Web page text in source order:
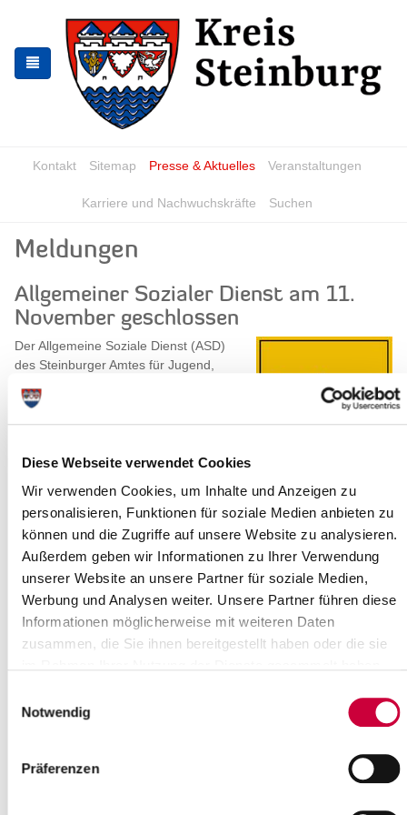
Diese Webseite verwendet Cookies
Wir verwenden Cookies, um Inhalte und Anzeigen zu
personalisieren, Funktionen für soziale Medien anbieten zu
können und die Zugriffe auf unsere Website zu analysieren.
Außerdem geben wir Informationen zu Ihrer Verwendung
unserer Website an unsere Partner für soziale Medien,
Werbung und Analysen weiter. Unsere Partner führen diese
Informationen möglicherweise mit weiteren Daten
zusammen, die Sie ihnen bereitgestellt haben oder die sie
Notwendig
Präferenzen
the
navigation
the
content
Kontakt Sitemap Presse & Aktuelles Veranstaltungen
Karriere und Nachwuchskräfte Suchen
Meldungen
Allgemeiner Sozialer Dienst am 11.
November geschlossen
Der Allgemeine Soziale Dienst (ASD)
des Steinburger Amtes für Jugend,
Träger der Jugendhilfe veranstalten am
Freitag,...
Read more
Plattdeutscher Nachmittag im
Kreismuseum
"Vergnöögtes vun Deerten un
Veehtüüch" gibt es am Donnerstag,
dem 10. November 2016, von 15.00 –
17.00 Uhr, im Kreismuseum
Prinzesshof. Marianne...
Chancengleichheit für Frauen in der